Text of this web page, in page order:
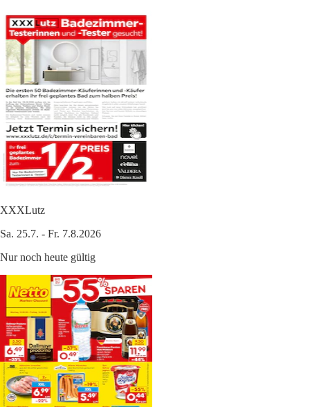
XXXLutz
Sa. 25.7. - Fr. 7.8.2026
Nur noch heute gültig